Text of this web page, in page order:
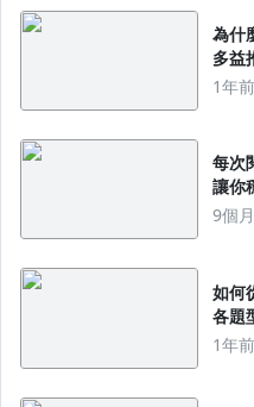
為什
多益
1年前
每次
讓你
9個
如何
各題
1年前